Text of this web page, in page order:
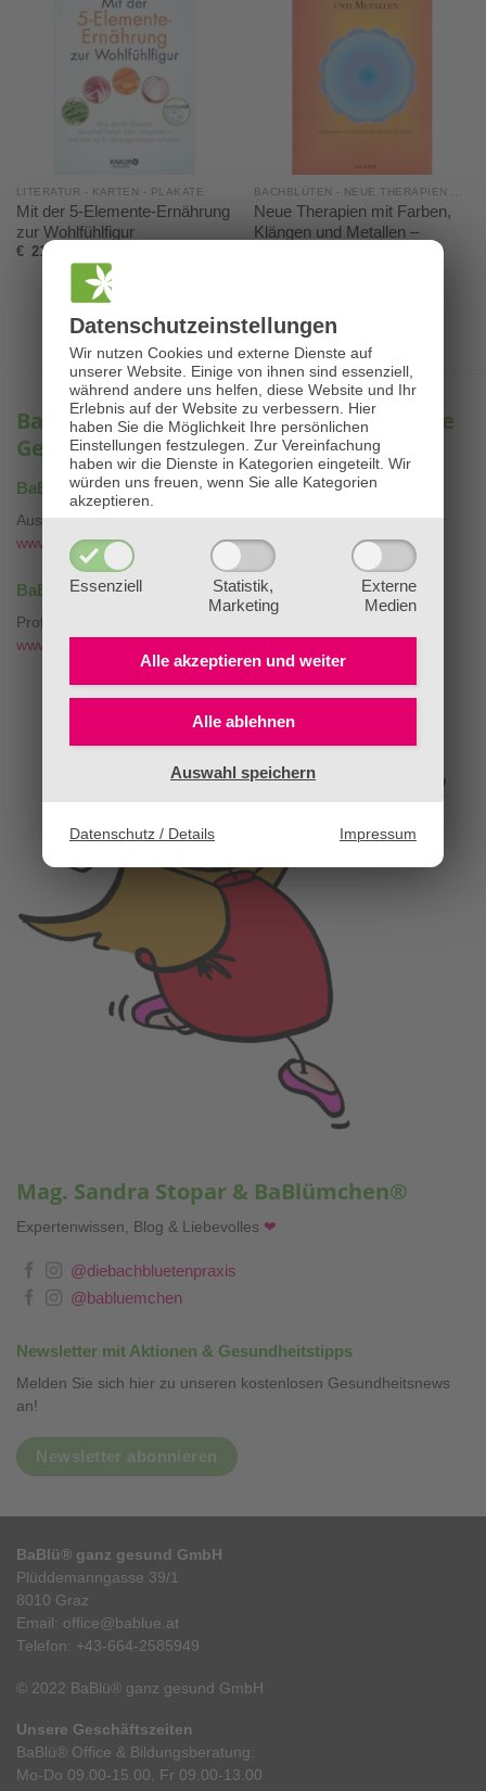
Datenschutz­einstellungen
Wir nutzen Cookies und externe Dienste auf
unserer Website. Einige von ihnen sind essenziell,
während andere uns helfen, diese Website und Ihr
Erlebnis auf der Website zu verbessern. Hier
haben Sie die Möglichkeit Ihre persönlichen
Einstellungen festzulegen. Zur Vereinfachung
haben wir die Dienste in Kategorien eingeteilt. Wir
würden uns freuen, wenn Sie alle Kategorien
akzeptieren.
Essenziell
Statistik,
Marketing
Externe
Medien
Alle akzeptieren und weiter
Alle ablehnen
Auswahl speichern
Datenschutz / Details Impressum
LITERATUR - KARTEN - PLAKATE
Mit der 5-Elemente-Ernährung
zur Wohlfühlfigur
€ 21,50
Neue Therapien mit Farben,
Klängen und Metallen –
Diagnose und Therapie der
BaBlü® – Ihre Experten für ganzheitliche
Gesundheit & Bildung
BaBlü ®Akademie & Onlineshop
Ausbildungen & Bachblütenessenzen
www.bablü.at
BaBlü ®Bachblütenpraxis & Tierpraxis
Professionelle Bachblütenberatung mit
www.die-bachblütenpraxis.at
Mag. Sandra Stopar & BaBlümchen®
Expertenwissen, Blog & Liebevolles ❤
@diebachbluetenpraxis
@babluemchen
Newsletter mit Aktionen & Gesundheitstipps
Melden Sie sich hier zu unseren kostenlosen Gesundheitsnews
an!
Newsletter abonnieren
BaBlü® ganz gesund GmbH
Plüddemanngasse 39/1
8010 Graz
Email: office@bablue.at
Telefon: +43-664-2585949
© 2022 BaBlü® ganz gesund GmbH
Unsere Geschäftszeiten
BaBlü® Office & Bildungsberatung:
Mo-Do 09.00-15.00, Fr 09.00-13.00